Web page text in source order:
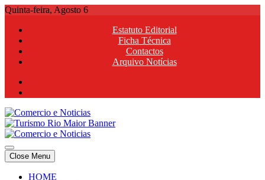
Skip
content
Quinta-feira, Agosto 6
Estatuto Editorial
Ficha Técnica
Contactos
Arquivo Notícias
Comercio e Noticias
Notícias e Publicidade Online
Comercio e Noticias
Notícias e Publicidade Online
Close Menu
HOME